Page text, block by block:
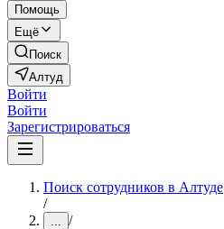
Помощь
Ещё
Поиск
Алтуд
Войти
Войти
Зарегистрироваться
Поиск сотрудников в Алтуде
/
... /